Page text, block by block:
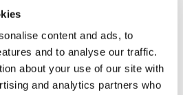
content and ads, to
and to analyse our traffic.
about your use of our site with
and analytics partners who
Excl. btw
€215,38
Incl. btw
aan winkelwagen